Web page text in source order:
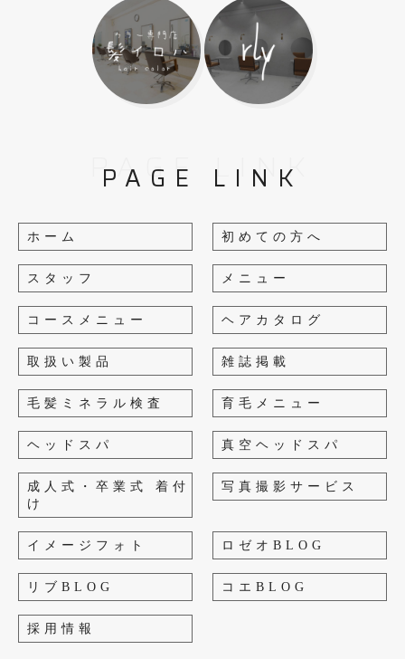
PAGE LINK
PAGE LINK
ホーム 初めての方へ
スタッフ メニュー
コースメニュー ヘアカタログ
取扱い製品 雑誌掲載
毛髪ミネラル検査 育毛メニュー
ヘッドスパ 真空ヘッドスパ
成人式・卒業式 着付
け
写真撮影サービス
イメージフォト ロゼオBLOG
リブBLOG コエBLOG
採用情報